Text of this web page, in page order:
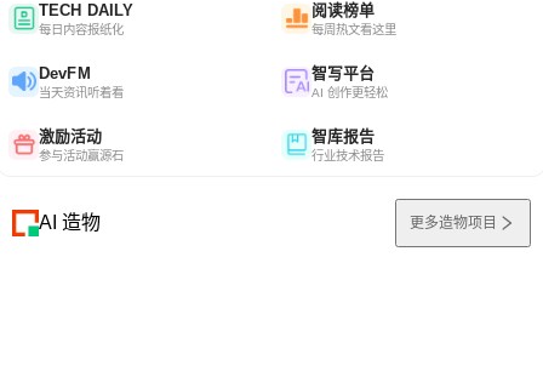
TECH DAILY
每日内容报纸化
阅读榜单
每周热文看这里
DevFM
当天资讯听着看
智写平台
AI 创作更轻松
激励活动
参与活动赢源石
智库报告
行业技术报告
AI 造物 更多造物项目